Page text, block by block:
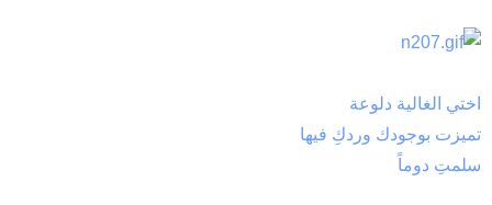
اختي الغالية دلوعة
تميزت بوجودك وردكِ فيها
سلمتِ دوماً